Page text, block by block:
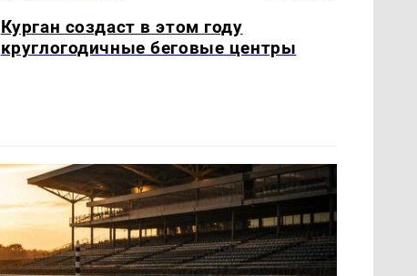
Курган создаст в этом году
круглогодичные беговые центры